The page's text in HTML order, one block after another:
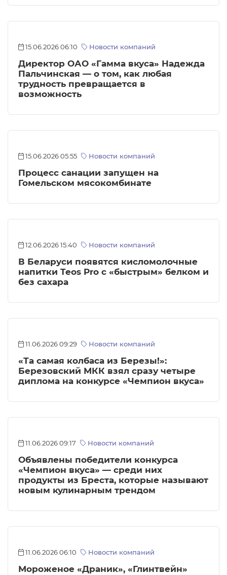
15.06.2026 06:10 Новости компаний
Директор ОАО «Гамма вкуса» Надежда
Пальчинская — о том, как любая
трудность превращается в
возможность
15.06.2026 05:55 Новости компаний
Процесс санации запущен на
Гомельском мясокомбинате
12.06.2026 15:40 Новости компаний
В Беларуси появятся кисломолочные
напитки Teos Pro с «быстрым» белком и
без сахара
11.06.2026 09:29 Новости компаний
«Та самая колбаса из Березы!»:
Березовский МКК взял сразу четыре
диплома на конкурсе «Чемпион вкуса»
11.06.2026 09:17 Новости компаний
Объявлены победители конкурса
«Чемпион вкуса» — среди них
продукты из Бреста, которые называют
новым кулинарным трендом
11.06.2026 06:10 Новости компаний
Мороженое «Драник», «Глинтвейн»